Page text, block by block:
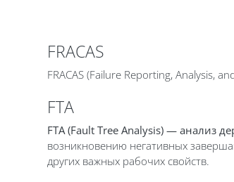
FRACAS
FRACAS (Failure Reporting, Analysis,
FТA
FТA (Fault Tree Analysis) — анализ
возникновению негативных
других важных рабочих свойств.